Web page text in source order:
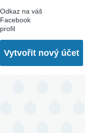
Odkaz na váš
Facebook
profil